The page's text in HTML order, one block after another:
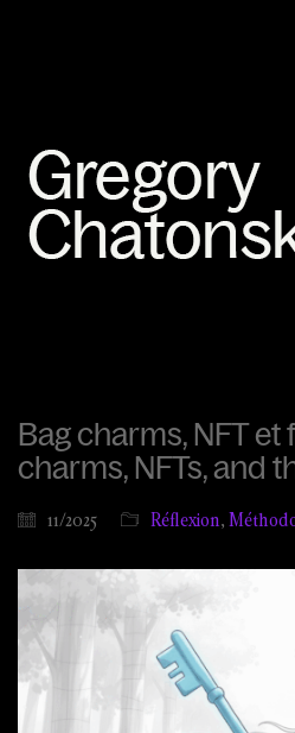
Bag charms, NFT et
charms, NFTs, and
11/2025 Réflexion,